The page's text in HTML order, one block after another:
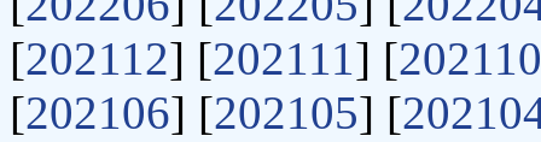
[202112] [202111 ] [202110
[202106] [202105] [